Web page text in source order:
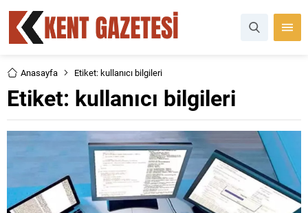
Anasayfa Etiket: kullanıcı bilgileri
Etiket: kullanıcı bilgileri